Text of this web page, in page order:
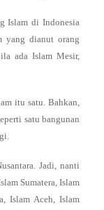
Islam di Indonesia
yang dianut orang
ada Islam Mesir,
itu satu. Bahkan,
satu bangunan
Jadi, nanti
Sumatera, Islam
Islam Aceh, Islam